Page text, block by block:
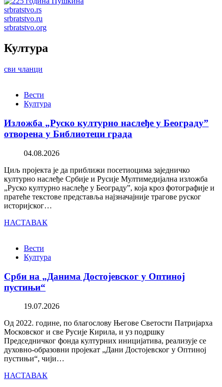
srbratstvo.rs
srbratstvo.ru
srbratstvo.org
Култура
сви чланци
Вести
Култура
Изложба „Руско културно наслеђе у Београду”
отворена у Библиотеци града
04.08.2026
Циљ пројекта је да приближи посетиоцима заједничко
културно наслеђе Србије и Русије Мултимедијална изложба
„Руско културно наслеђе у Београду”, која кроз фотографије и
пратеће текстове представља најзначајније трагове руског
историјског…
НАСТАВАК
Вести
Култура
Срби на „Данима Достојевског у Оптиној
пустињи“
19.07.2026
Од 2022. године, по благослову Његове Светости Патријарха
Московског и све Русије Кирила, и уз подршку
Председничког фонда културних иницијатива, реализује се
духовно-образовни пројекат „Дани Достојевског у Оптиној
пустињи“, чији…
НАСТАВАК